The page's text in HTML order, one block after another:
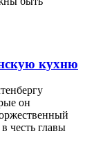
кухню
он
честь главы